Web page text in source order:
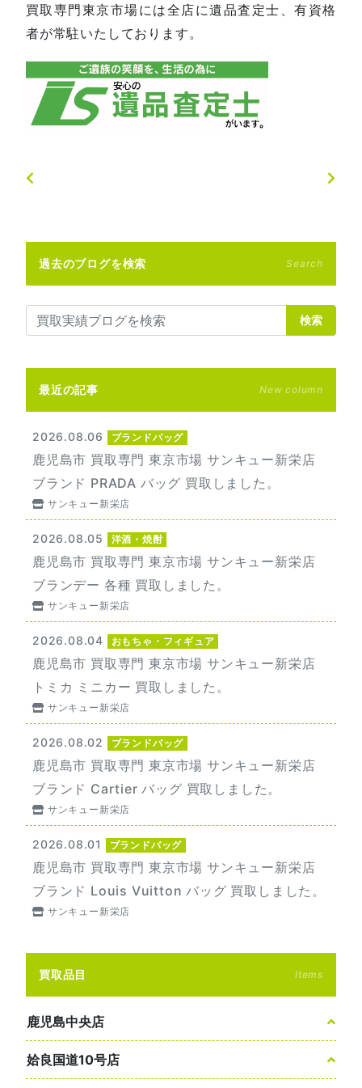
買取専門東京市場には全店に遺品査定士、有資格
者が常駐いたしております。
過去のブログを検索 Search
検索
最近の記事 New column
2026.08.06 ブランドバッグ
鹿児島市 買取専門 東京市場 サンキュー新栄店
ブランド PRADA バッグ 買取しました。
サンキュー新栄店
2026.08.05 洋酒・焼酎
鹿児島市 買取専門 東京市場 サンキュー新栄店
ブランデー 各種 買取しました。
サンキュー新栄店
2026.08.04 おもちゃ・フィギュア
鹿児島市 買取専門 東京市場 サンキュー新栄店
トミカ ミニカー 買取しました。
サンキュー新栄店
2026.08.02 ブランドバッグ
鹿児島市 買取専門 東京市場 サンキュー新栄店
ブランド Cartier バッグ 買取しました。
サンキュー新栄店
2026.08.01 ブランドバッグ
鹿児島市 買取専門 東京市場 サンキュー新栄店
ブランド Louis Vuitton バッグ 買取しました。
サンキュー新栄店
買取品目 Items
鹿児島中央店
姶良国道10号店